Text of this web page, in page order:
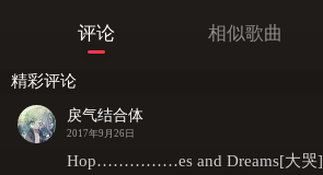
评论 相似歌曲
精彩评论
戾气结合体
2017年9月26日
Hop……………es and Dreams[大哭]